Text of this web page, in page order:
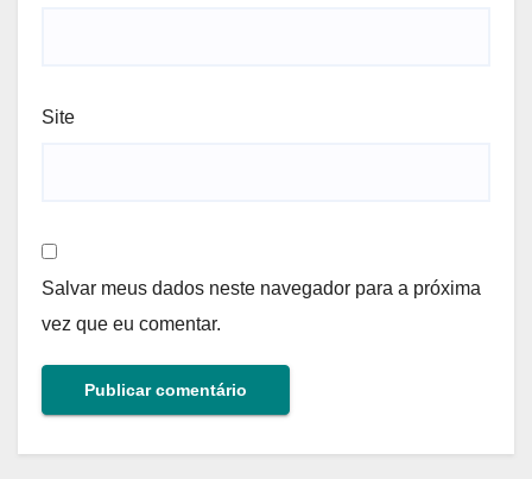
Site
Salvar meus dados neste navegador para a próxima
vez que eu comentar.